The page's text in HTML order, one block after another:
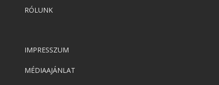
RÓLUNK
IMPRESSZUM
MÉDIAAJÁNLAT